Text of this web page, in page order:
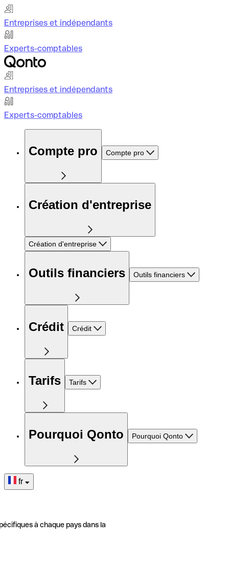
Entreprises et indépendants
Experts-comptables
Entreprises et indépendants
Experts-comptables
Compte pro Compte pro
Création d'entreprise
Création d'entreprise
Outils financiers Outils financiers
Crédit Crédit
Tarifs Tarifs
Pourquoi Qonto Pourquoi Qonto
fr
à chaque pays dans la